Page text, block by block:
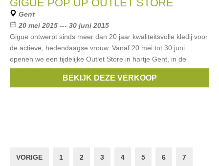
GIGUE POP UP OUTLET STORE
Gent
20 mei 2015 --- 30 juni 2015
Gigue ontwerpt sinds meer dan 20 jaar kwaliteitsvolle kledij voor
de actieve, hedendaagse vrouw. Vanaf 20 mei tot 30 juni
openen we een tijdelijke Outlet Store in hartje Gent, in de
prachtige Kalandestraat. Alles
GigueBEKIJK DEZE VERKOOP
VORIGE 1 2 3 4 5 6 7